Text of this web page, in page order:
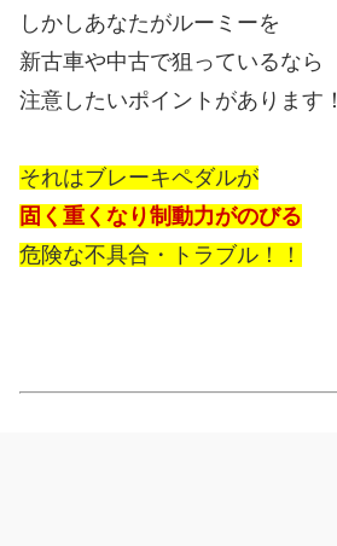
しかしあなたがルーミーを
新古車や中古で狙っているなら
注意したいポイントがあります！
それはブレーキペダルが
固く重くなり制動力がのびる
危険な不具合・トラブル！！